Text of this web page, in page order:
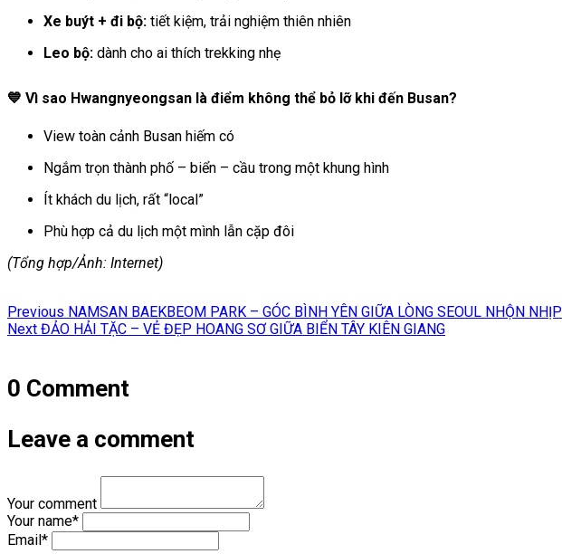
Xe buýt + đi bộ: tiết kiệm, trải nghiệm thiên nhiên
Leo bộ: dành cho ai thích trekking nhẹ
💙 Vì sao Hwangnyeongsan là điểm không thể bỏ lỡ khi đến Busan?
View toàn cảnh Busan hiếm có
Ngắm trọn thành phố – biển – cầu trong một khung hình
Ít khách du lịch, rất “local”
Phù hợp cả du lịch một mình lẫn cặp đôi
(Tổng hợp/Ảnh: Internet)
Điều
hướng
viết
Previous Previous
post:
NAMSAN BAEKBEOM PARK – GÓC BÌNH YÊN GIỮA LÒNG SEOUL NHỘN NHỊP
Next Next
ĐẢO HẢI TẶC – VẺ ĐẸP HOANG SƠ GIỮA BIỂN TÂY KIÊN GIANG
0 Comment
Leave a comment
Your comment
Your name*
Email*